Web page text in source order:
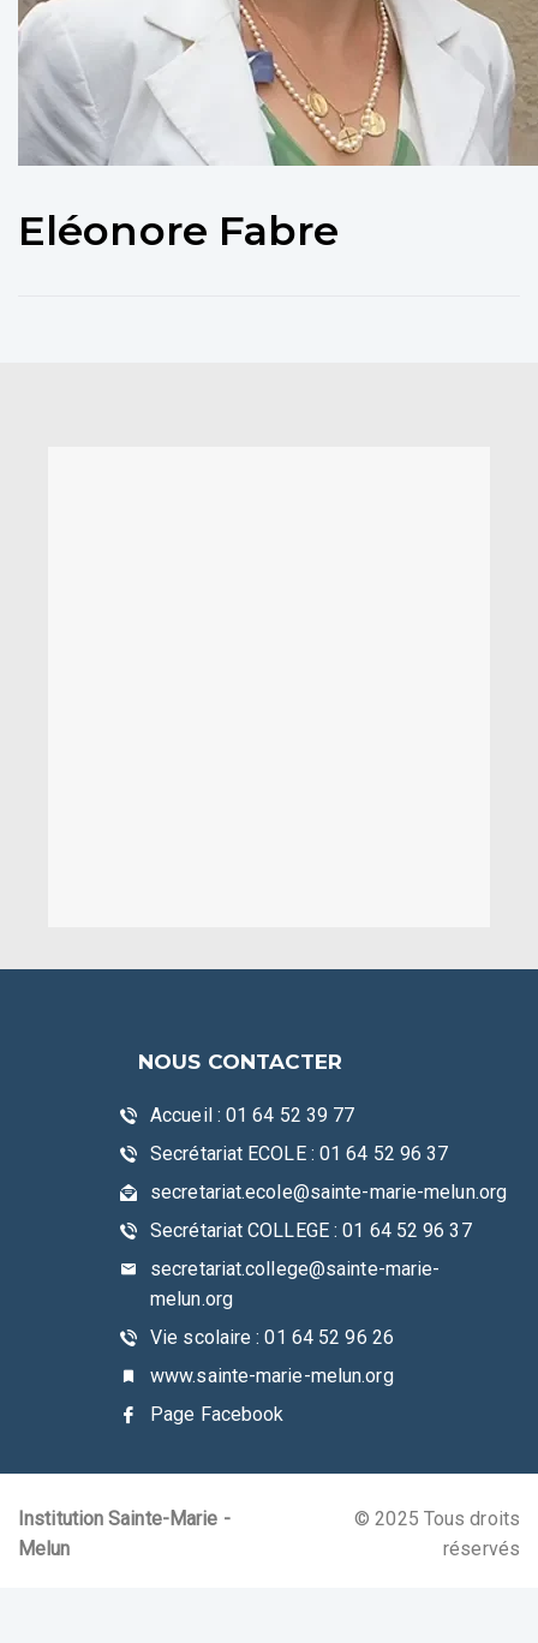
Eléonore Fabre
NOUS CONTACTER
Accueil : 01 64 52 39 77
Secrétariat ECOLE : 01 64 52 96 37
secretariat.ecole@sainte-marie-melun.org
Secrétariat COLLEGE : 01 64 52 96 37
secretariat.college@sainte-marie-
melun.org
Vie scolaire : 01 64 52 96 26
www.sainte-marie-melun.org
Page Facebook
Institution Sainte-Marie -
Melun
© 2025 Tous droits
réservés